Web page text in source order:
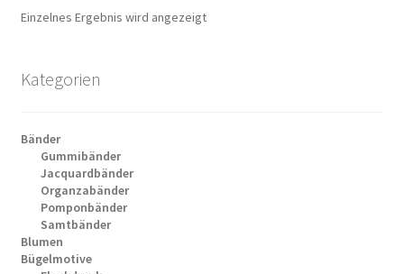
Einzelnes Ergebnis wird angezeigt
Kategorien
Bänder
Gummibänder
Jacquardbänder
Organzabänder
Pomponbänder
Samtbänder
Blumen
Bügelmotive